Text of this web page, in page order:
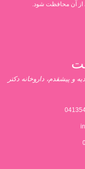
از آن محافظت شود.
و پیشقدم، داروخانه دکتر